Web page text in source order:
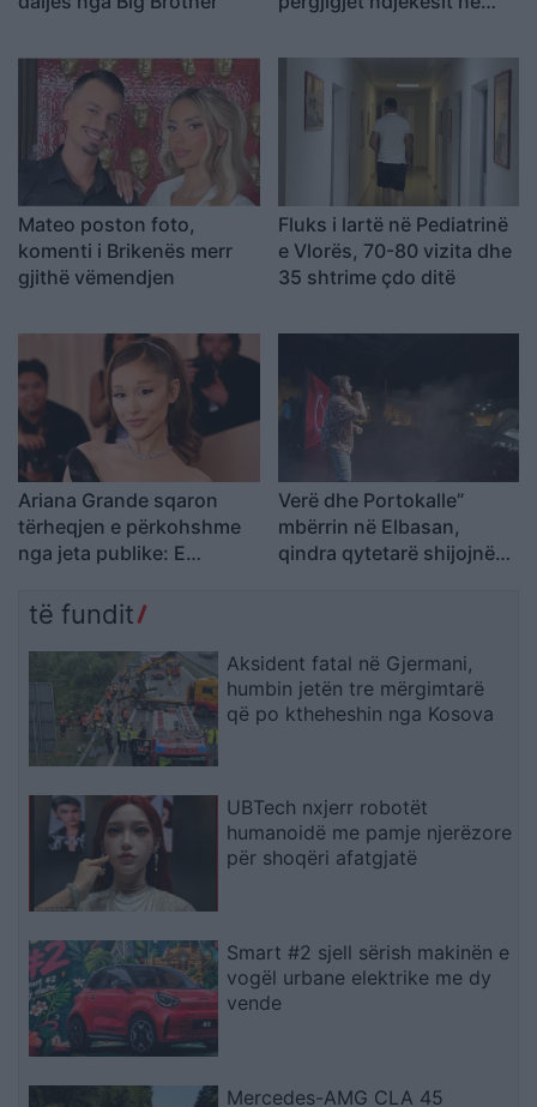
Mateo poston foto,
komenti i Brikenës merr
gjithë vëmendjen
Fluks i lartë në Pediatrinë
e Vlorës, 70-80 vizita dhe
35 shtrime çdo ditë
Ariana Grande sqaron
tërheqjen e përkohshme
nga jeta publike: E
Verë dhe Portokalle”
mbërrin në Elbasan,
qindra qytetarë shijojnë
të fundit
Aksident fatal në Gjermani,
humbin jetën tre mërgimtarë
që po ktheheshin nga Kosova
UBTech nxjerr robotët
humanoidë me pamje njerëzore
për shoqëri afatgjatë
Smart #2 sjell sërish makinën e
vogël urbane elektrike me dy
vende
Mercedes-AMG CLA 45